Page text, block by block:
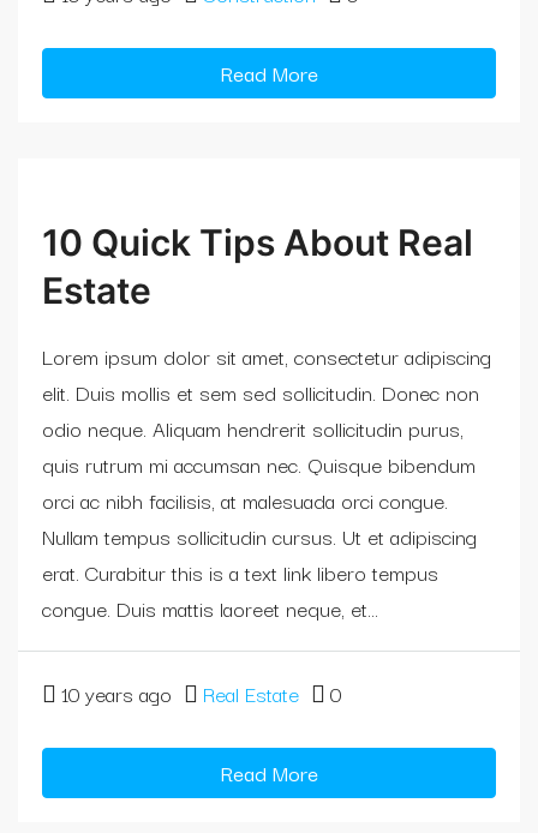
Read More
10 Quick Tips About Real
Estate
Lorem ipsum dolor sit amet, consectetur adipiscing
elit. Duis mollis et sem sed sollicitudin. Donec non
odio neque. Aliquam hendrerit sollicitudin purus,
quis rutrum mi accumsan nec. Quisque bibendum
orci ac nibh facilisis, at malesuada orci congue.
Nullam tempus sollicitudin cursus. Ut et adipiscing
erat. Curabitur this is a text link libero tempus
congue. Duis mattis laoreet neque, et...
10 years ago Real Estate 0
Read More